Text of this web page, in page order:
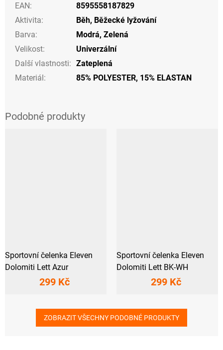
EAN:
8595558187829
Aktivita: Běh, Běžecké lyžování
Barva: Modrá, Zelená
Velikost:
Univerzální
Další vlastnosti: Zateplená
Materiál: 85% POLYESTER, 15% ELASTAN
Sportovní čelenka Eleven
Dolomiti Lett Azur
299 Kč
Sportovní čelenka Eleven
Dolomiti Lett BK-WH
299 Kč
ZOBRAZIT VŠECHNY PODOBNÉ PRODUKTY